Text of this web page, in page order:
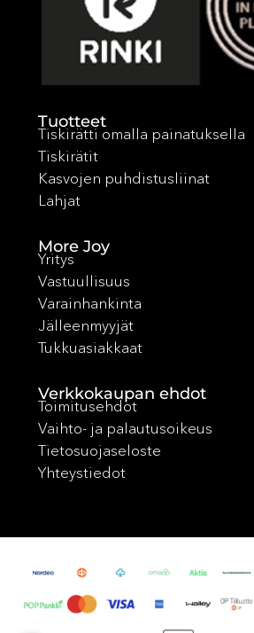
Tuotteet
Tiskirätti omalla painatuksella
Tiskirätit
Kasvojen puhdistusliinat
Lahjat
More Joy
Yritys
Vastuullisuus
Varainhankinta
Jälleenmyyjät
Tukkuasiakkaat
Verkkokaupan ehdot
Toimitusehdot
Vaihto- ja palautusoikeus
Tietosuojaseloste
Yhteystiedot